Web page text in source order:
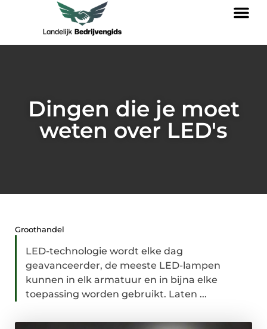
Dingen die je moet
weten over LED's
Groothandel
LED-technologie wordt elke dag
geavanceerder, de meeste LED-lampen
kunnen in elk armatuur en in bijna elke
toepassing worden gebruikt. Laten ...